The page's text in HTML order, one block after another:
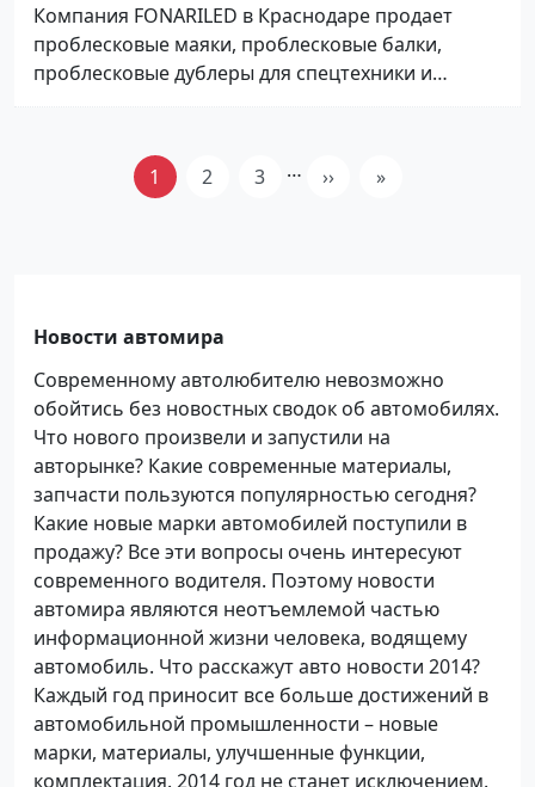
Компания FONARILED в Краснодаре продает
проблесковые маяки, проблесковые балки,
проблесковые дублеры для спецтехники и
Нумерация страниц
Текущая страница
1 Страница
2 Страница
3 …
Следующая страница
›› Последняя
»
Новости автомира
Современному автолюбителю невозможно
обойтись без новостных сводок об автомобилях.
Что нового произвели и запустили на
авторынке? Какие современные материалы,
запчасти пользуются популярностью сегодня?
Какие новые марки автомобилей поступили в
продажу? Все эти вопросы очень интересуют
современного водителя. Поэтому новости
автомира являются неотъемлемой частью
информационной жизни человека, водящему
автомобиль. Что расскажут авто новости 2014?
Каждый год приносит все больше достижений в
автомобильной промышленности – новые
марки, материалы, улучшенные функции,
комплектация. 2014 год не станет исключением.